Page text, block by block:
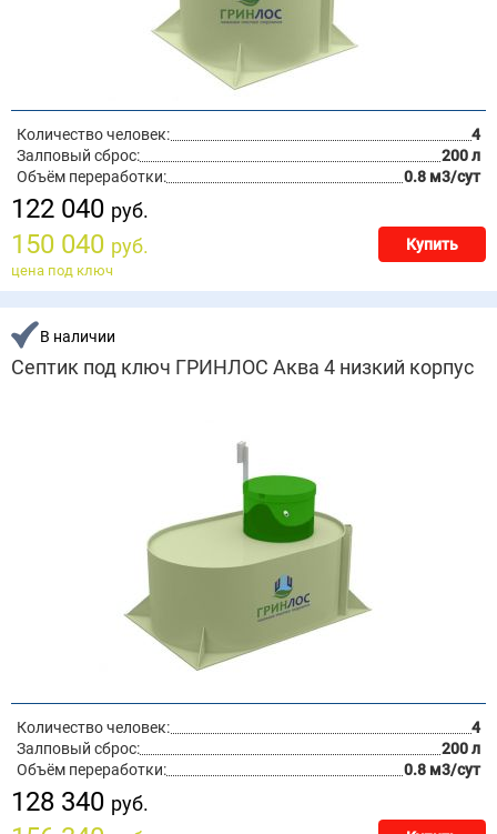
Количество человек:
4
Залповый сброс:
200 л
Объём переработки:
0.8 м3/сут
122 040 руб.
150 040 руб. Купить
цена под ключ
В наличии
Септик под ключ ГРИНЛОС Аква 4 низкий корпус
Количество человек:
4
Залповый сброс:
200 л
Объём переработки:
0.8 м3/сут
128 340 руб.